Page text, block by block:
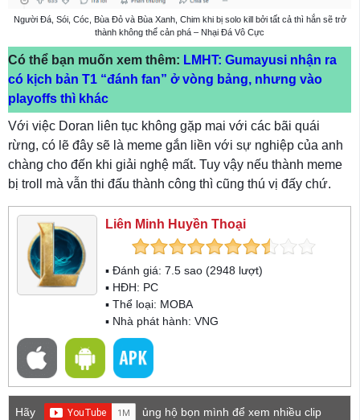
Người Đá, Sói, Cóc, Bùa Đỏ và Bùa Xanh, Chim khi bị solo kill bởi tất cả thì hắn sẽ trở
thành không thể cản phá – Nhại Đá Vô Cực
Có thể bạn muốn xem thêm: LMHT: Gumayusi nhận ra
có kịch bản T1 “đánh fan” ở vòng bảng, nhưng vào
playoffs thì khác
Với việc Doran liên tục không gặp mai với các bãi quái
rừng, có lẽ đây sẽ là meme gắn liền với sự nghiệp của anh
chàng cho đến khi giải nghệ mất. Tuy vậy nếu thành meme
bị troll mà vẫn thi đấu thành công thì cũng thú vị đấy chứ.
Liên Minh Huyền Thoại
▪ Đánh giá: 7.5 sao (2948 lượt)
▪ HĐH: PC
▪ Thể loại: MOBA
▪ Nhà phát hành: VNG
Hãy
ủng hộ bọn mình để xem nhiều clip